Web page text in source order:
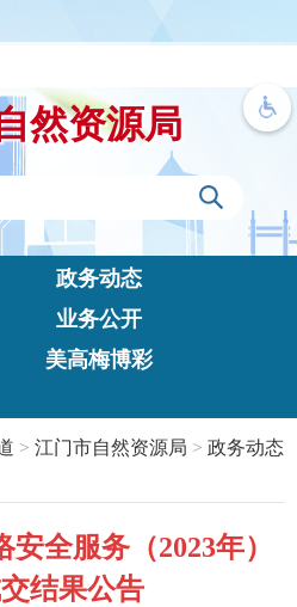
然资源局
政务动态
业务公开
美高梅博彩
> 江门市自然资源局 > 政务动态
全服务（2023年）
结果公告